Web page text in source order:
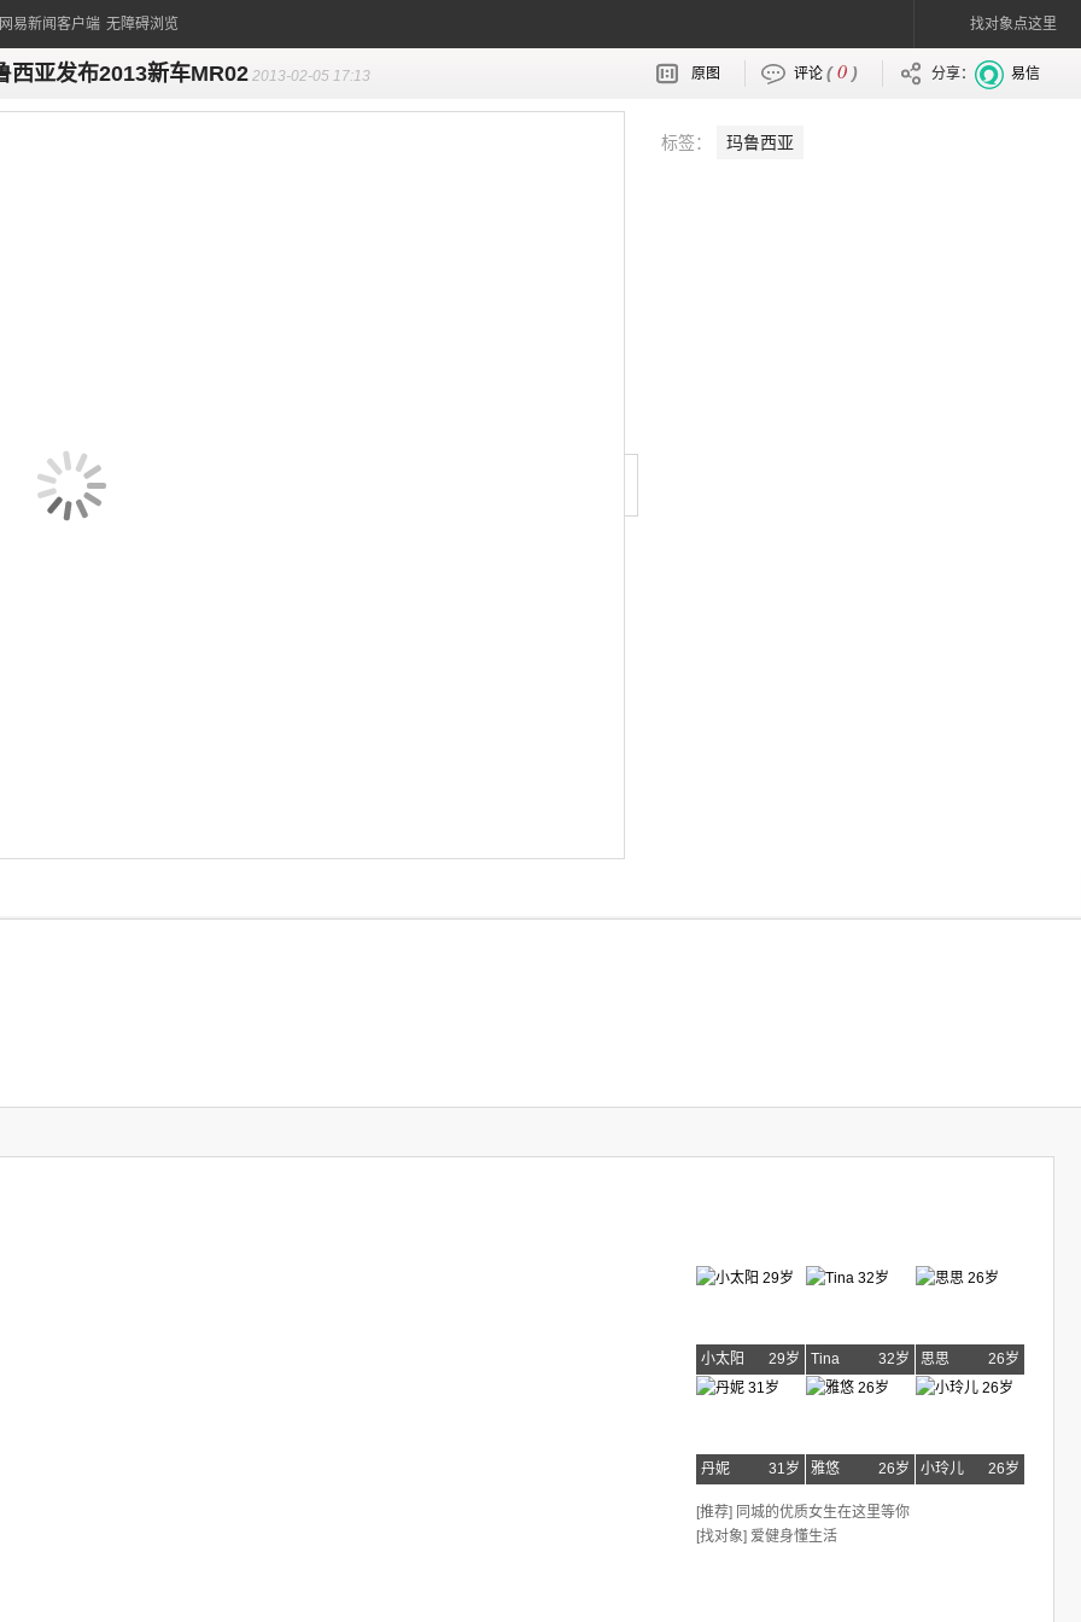
易新闻客户端 无障碍浏览 找对象点这里
西亚发布2013新车MR02 2013-02-05 17:13 原图 评论 (0 ) 分享： 易信
标签： 玛鲁西亚
小太阳 29岁 Tina 32岁 思思 26岁
丹妮 31岁 雅悠 26岁 小玲儿 26岁
[推荐] 同城的优质女生在这里等你
[找对象] 爱健身懂生活